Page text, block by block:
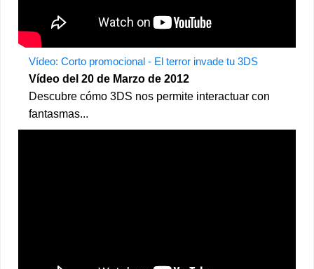
Vídeo: Corto promocional - El terror invade tu 3DS
Vídeo del 20 de Marzo de 2012
Descubre cómo 3DS nos permite interactuar con
fantasmas...